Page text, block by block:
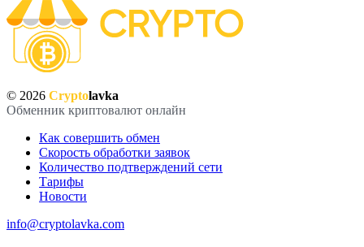
© 2026 Cryptolavka
Обменник криптовалют онлайн
Как совершить обмен
Скорость обработки заявок
Количество подтверждений сети
Тарифы
Новости
info@cryptolavka.com